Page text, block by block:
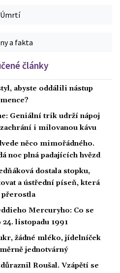
Úmrtí
a fakta
články
abyste oddálili nástup
Geniální trik udrží nápoj
i milovanou kávu
něco mimořádného.
noc plná padajících hvězd
dostala stopku,
a ústřední píseň, která
Mercuryho: Co se
24. listopadu 1991
žádné mléko, jídelníček
jednotvárný
Roušal. Vzápětí se